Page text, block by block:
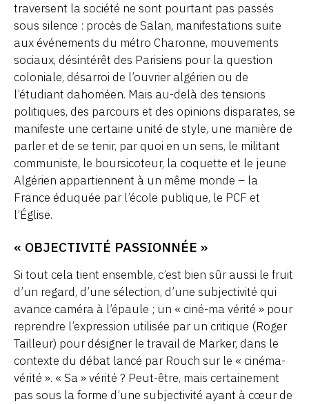
traversent la société ne sont pourtant pas passés
sous silence : procès de Salan, manifestations suite
aux événements du métro Charonne, mouvements
sociaux, désintérêt des Parisiens pour la question
coloniale, désarroi de l’ouvrier algérien ou de
l’étudiant dahoméen. Mais au-delà des tensions
politiques, des parcours et des opinions disparates, se
manifeste une certaine unité de style, une manière de
parler et de se tenir, par quoi en un sens, le militant
communiste, le boursicoteur, la coquette et le jeune
Algérien appartiennent à un même monde – la
France éduquée par l’école publique, le PCF et
l’Église.
« OBJECTIVITÉ PASSIONNÉE »
Si tout cela tient ensemble, c’est bien sûr aussi le fruit
d’un regard, d’une sélection, d’une subjectivité qui
avance caméra à l’épaule ; un « ciné-ma vérité » pour
reprendre l’expression utilisée par un critique (Roger
Tailleur) pour désigner le travail de Marker, dans le
contexte du débat lancé par Rouch sur le « cinéma-
vérité ». « Sa » vérité ? Peut-être, mais certainement
pas sous la forme d’une subjectivité ayant à cœur de